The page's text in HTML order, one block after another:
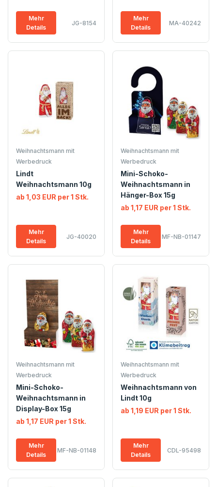
Mehr
Details
JG-8154
Mehr
Details
MA-40242
Weihnachtsmann mit
Werbedruck
Lindt
Weihnachtsmann 10g
ab 1,03 EUR per 1 Stk.
Mehr
Details
JG-40020
Weihnachtsmann mit
Werbedruck
Mini-Schoko-
Weihnachtsmann in
Hänger-Box 15g
ab 1,17 EUR per 1 Stk.
Mehr
Details
MF-NB-01147
Weihnachtsmann mit
Werbedruck
Mini-Schoko-
Weihnachtsmann in
Display-Box 15g
ab 1,17 EUR per 1 Stk.
Mehr
Details
MF-NB-01148
Weihnachtsmann mit
Werbedruck
Weihnachtsmann von
Lindt 10g
ab 1,19 EUR per 1 Stk.
Mehr
Details
CDL-95498